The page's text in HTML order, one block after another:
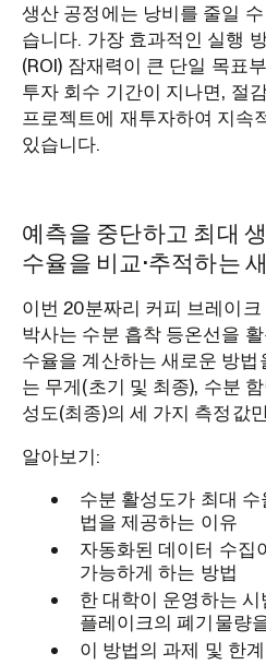
생산 공정에는 낭비를 줄일
습니다. 가장 효과적인 실행
(ROI) 잠재력이 큰 단일 목표
투자 회수 기간이 지나면, 절
프로젝트에 재투자하여 지속
있습니다.
예측을 중단하고 최대
수율을 비교·추적하는
이번 20분짜리 커피 브레이
박사는 수분 흡착 등온선을
수율을 계산하는 새로운 방
는 무게(초기 및 최종), 수분
성도(최종)의 세 가지 측정값
알아보기:
수분 활성도가 최대
법을 제공하는 이유
자동화된 데이터 수집
가능하게 하는 방법
한 대학이 운영하는
플레이크의 폐기물량
이 방법의 과제 및 한계